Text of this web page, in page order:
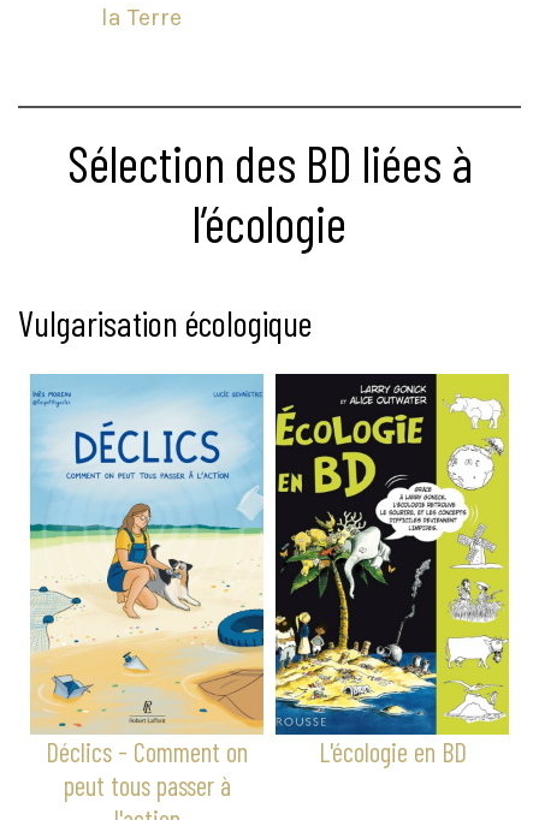
la Terre
Sélection des BD liées à
l’écologie
Vulgarisation écologique
Déclics - Comment on
peut tous passer à
L'écologie en BD